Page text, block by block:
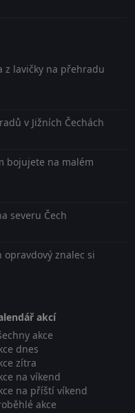
z lavičky na přehradu
v Jižních Čechách
bojujete na malém
severu Čech
opravdový znalec si
akcí
akce
dnes
zítra
na víkend
na příští víkend
akce